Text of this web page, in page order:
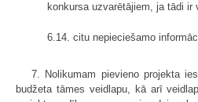
konkursa uzvarētājiem, ja tādi ir
6.14. citu nepieciešamo
7. Nolikumam pievieno projekta
budžeta tāmes veidlapu, kā arī